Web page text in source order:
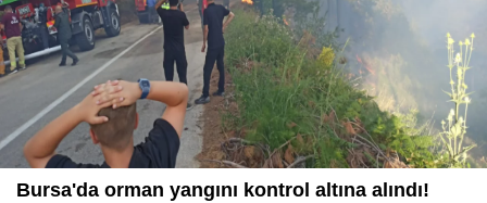
Bursa'da orman yangını kontrol altına alındı!